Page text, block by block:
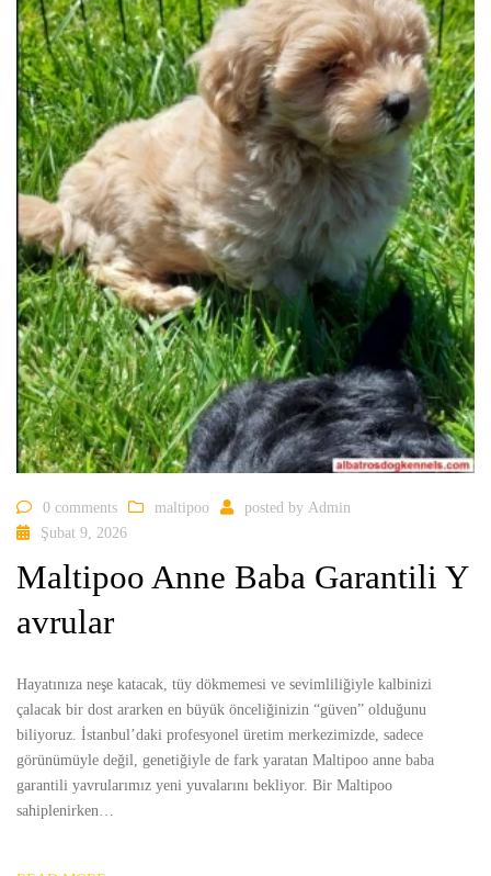
0 comments maltipoo posted by Admin
Şubat 9, 2026
Maltipoo Anne Baba Garantili Y
avrular
Hayatınıza neşe katacak, tüy dökmemesi ve sevimliliğiyle kalbinizi
çalacak bir dost ararken en büyük önceliğinizin “güven” olduğunu
biliyoruz. İstanbul’daki profesyonel üretim merkezimizde, sadece
görünümüyle değil, genetiğiyle de fark yaratan Maltipoo anne baba
garantili yavrularımız yeni yuvalarını bekliyor. Bir Maltipoo
sahiplenirken…